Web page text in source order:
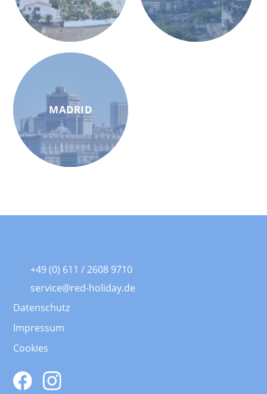
MADRID
+49 (0) 611 / 2608 9710
service@red-holiday.de
Datenschutz
Impressum
Cookies